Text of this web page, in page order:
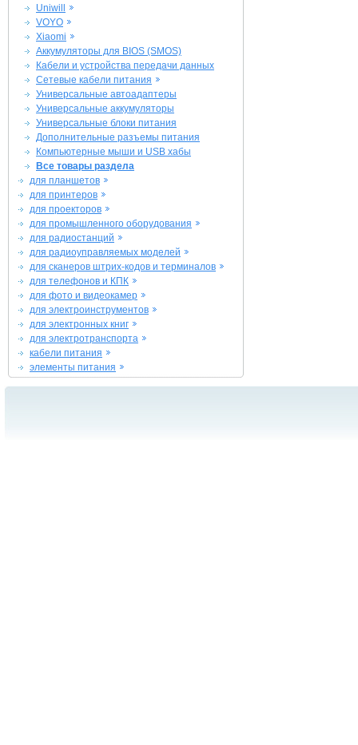
Uniwill
VOYO
Xiaomi
Аккумуляторы для BIOS (SMOS)
Кабели и устройства передачи данных
Сетевые кабели питания
Универсальные автоадаптеры
Универсальные аккумуляторы
Универсальные блоки питания
Дополнительные разъемы питания
Компьютерные мыши и USB хабы
Все товары раздела
для планшетов
для принтеров
для проекторов
для промышленного оборудования
для радиостанций
для радиоуправляемых моделей
для сканеров штрих-кодов и терминалов
для телефонов и КПК
для фото и видеокамер
для электроинструментов
для электронных книг
для электротранспорта
кабели питания
элементы питания